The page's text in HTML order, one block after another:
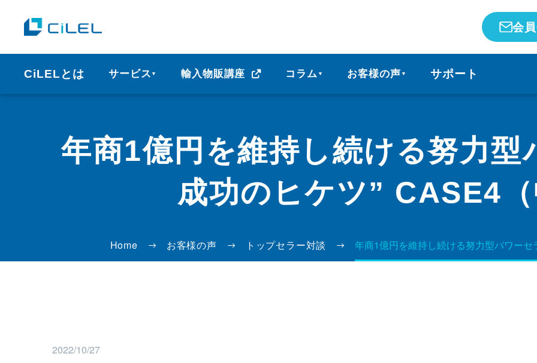
会
CiLELとは サービス ▼ 輸入物販講座 コラム ▼ お客様の声 ▼ サポート
年商1億円を維持し続ける努力型
成功のヒケツ” CASE4（
Home お客様の声 トップセラー対談 年商1億円を維持し続ける努力型パワーセ
2022/10/27